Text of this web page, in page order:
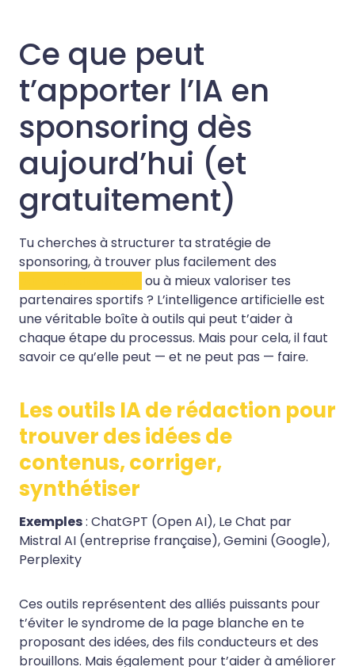
Ce que peut
t’apporter l’IA en
sponsoring dès
aujourd’hui (et
gratuitement)
Tu cherches à structurer ta stratégie de
sponsoring, à trouver plus facilement des
ou à mieux valoriser tes
partenaires sportifs ? L’intelligence artificielle est
une véritable boîte à outils qui peut t’aider à
chaque étape du processus. Mais pour cela, il faut
savoir ce qu’elle peut — et ne peut pas — faire.
Les outils IA de rédaction pour
trouver des idées de
contenus, corriger,
synthétiser
Exemples: ChatGPT (Open AI), Le Chat par
Mistral AI (entreprise française), Gemini (Google),
Perplexity
Ces outils représentent des alliés puissants pour
t’éviter le syndrome de la page blanche en te
proposant des idées, des fils conducteurs et des
brouillons. Mais également pour t’aider à améliorer